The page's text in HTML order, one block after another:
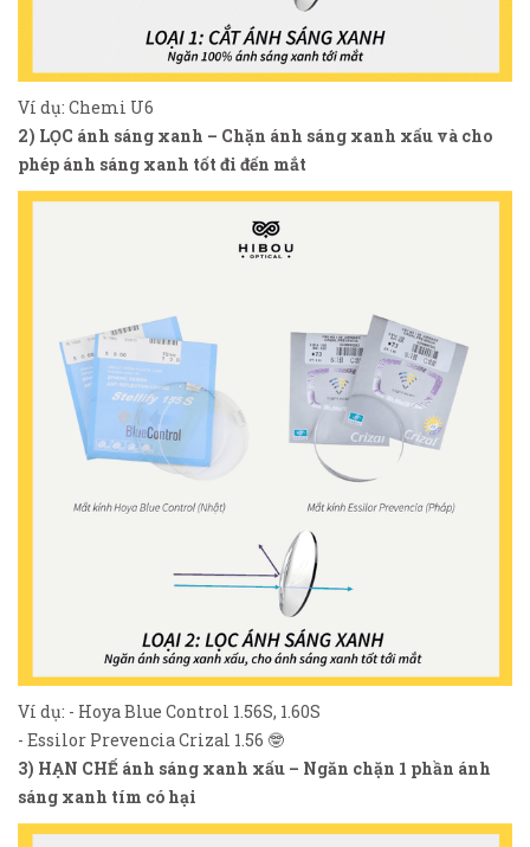
Ví dụ: Chemi U6
2) LỌC ánh sáng xanh – Chặn ánh sáng xanh xấu và cho
phép ánh sáng xanh tốt đi đến mắt
Ví dụ: - Hoya Blue Control 1.56S, 1.60S
- Essilor Prevencia Crizal 1.56 🤓
3) HẠN CHẾ ánh sáng xanh xấu – Ngăn chặn 1 phần ánh
sáng xanh tím có hại